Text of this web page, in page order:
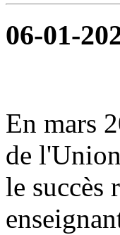
06-01-
En mars
de
le succès